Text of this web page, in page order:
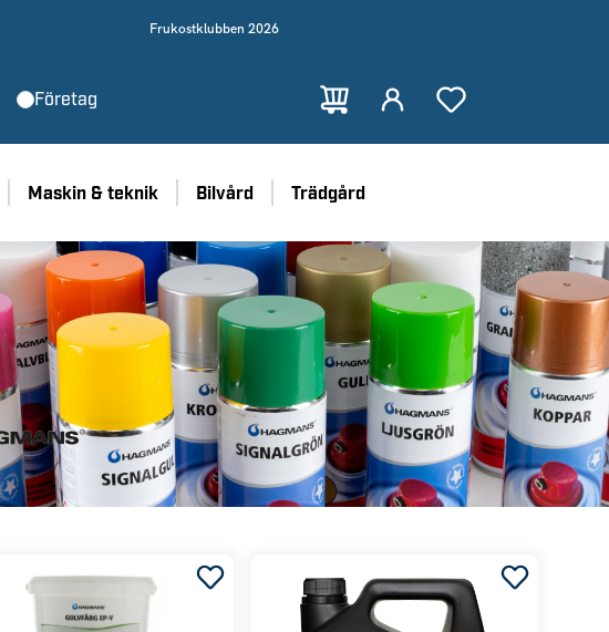
Frukostklubben 2026
Företag
Maskin & teknik Bilvård Trädgård